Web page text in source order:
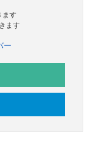
ます
ます
ー